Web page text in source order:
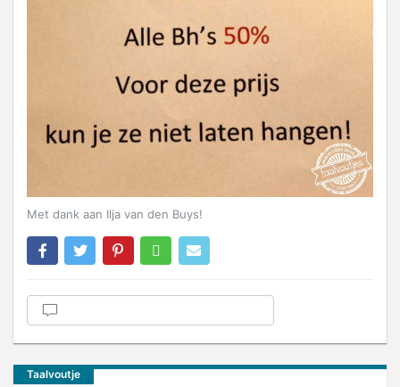
Met dank aan Ilja van den Buys!
Taalvoutje